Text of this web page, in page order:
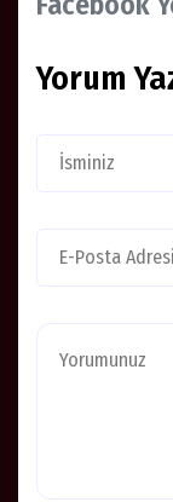
Yorum